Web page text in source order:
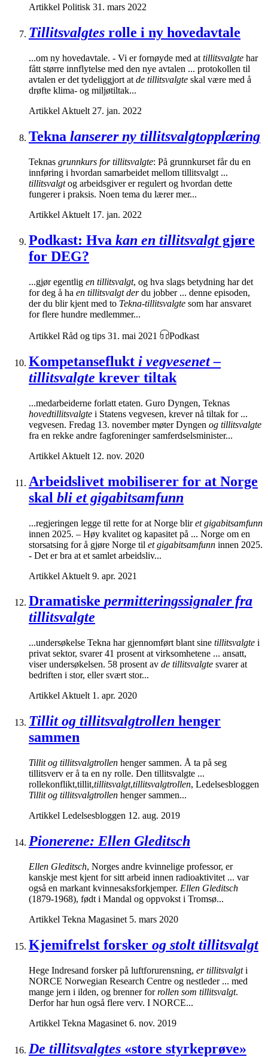
Artikkel Politisk 31. mars 2022
Tillitsvalgtes rolle i ny hovedavtale
...om ny hovedavtale. - Vi er fornøyde med at tillitsvalgte har
fått større innflytelse med den nye avtalen ... protokollen til
avtalen er det tydeliggjort at de tillitsvalgte skal være med å
drøfte klima- og miljøtiltak...
Artikkel Aktuelt 27. jan. 2022
Tekna lanserer ny tillitsvalgtopplæring
Teknas grunnkurs for tillitsvalgte: På grunnkurset får du en
innføring i hvordan samarbeidet mellom tillitsvalgt ...
tillitsvalgtog arbeidsgiver er regulert og hvordan dette
fungerer i praksis. Noen tema du lærer mer...
Artikkel Aktuelt 17. jan. 2022
Podkast: Hva kan en tillitsvalgtgjøre
for DEG?
...gjør egentlig en tillitsvalgt, og hva slags betydning har det
for deg å ha en tillitsvalgt derdu jobber ... denne episoden,
der du blir kjent med to Tekna-tillitsvalgte som har ansvaret
for flere hundre medlemmer...
Artikkel Råd og tips 31. mai 2021 Podkast
Kompetanseflukt i vegvesenet –
tillitsvalgte krever tiltak
...medarbeiderne forlatt etaten. Guro Dyngen, Teknas
hovedtillitsvalgte i Statens vegvesen, krever nå tiltak for ...
vegvesen. Fredag 13. november møter Dyngen og tillitsvalgte
fra en rekke andre fagforeninger samferdselsminister...
Artikkel Aktuelt 12. nov. 2020
Arbeidslivet mobiliserer for at Norge
skal bli et gigabitsamfunn
...regjeringen legge til rette for at Norge bliret gigabitsamfunn
innen 2025. – Høy kvalitet og kapasitet på ... Norge om en
storsatsing for å gjøre Norge til et gigabitsamfunn innen 2025.
- Det er bra at et samlet arbeidsliv...
Artikkel Aktuelt 9. apr. 2021
Dramatiske permitteringssignaler fra
tillitsvalgte
...undersøkelse Tekna har gjennomført blant sine tillitsvalgte i
privat sektor, svarer 41 prosent at virksomhetene ... ansatt,
viser undersøkelsen. 58 prosent av de tillitsvalgte svarer at
bedriften i stor, eller svært stor...
Artikkel Aktuelt 1. apr. 2020
Tillit og tillitsvalgtrollen henger
sammen
Tillit og tillitsvalgtrollen henger sammen. Å ta på seg
tillitsverv er å ta en ny rolle. Den tillitsvalgte ...
rollekonflikt,tillit,tillitsvalgt,tillitsvalgtrollen, Ledelsesbloggen
Tillit og tillitsvalgtrollen henger sammen...
Artikkel Ledelsesbloggen 12. aug. 2019
Pionerene: Ellen Gleditsch
Ellen Gleditsch, Norges andre kvinnelige professor, er
kanskje mest kjent for sitt arbeid innen radioaktivitet ... var
også en markant kvinnesaksforkjemper. Ellen Gleditsch
(1879-1968), født i Mandal og oppvokst i Tromsø...
Artikkel Tekna Magasinet 5. mars 2020
Kjemifrelst forsker og stolt tillitsvalgt
Hege Indresand forsker på luftforurensning, er tillitsvalgti
NORCE Norwegian Research Centre og nestleder ... med
mange jern i ilden, og brenner forrollen som tillitsvalgt.
Derfor har hun også flere verv. I NORCE...
Artikkel Tekna Magasinet 6. nov. 2019
De tillitsvalgtes «store styrkeprøve»